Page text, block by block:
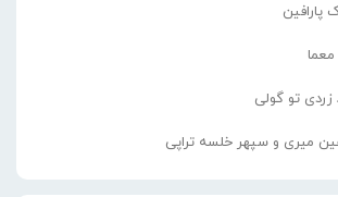
پارافین
زردی تو گولی
میری و سپهر خلسه تراپی